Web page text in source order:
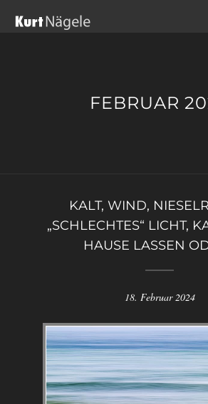
FEBRUAR
KALT, WIND,
„SCHLECHTES“ LICHT,
HAUSE LASSEN
18. Februar 2024